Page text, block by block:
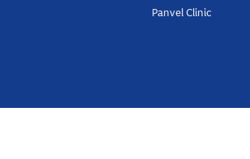
Panvel Clinic